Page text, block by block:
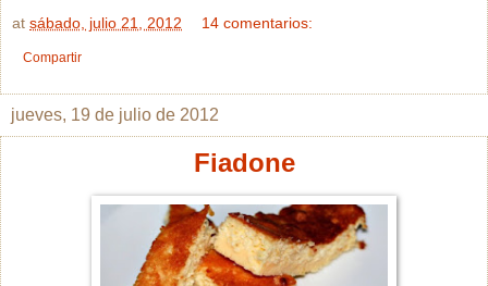
at sábado, julio 21, 2012 14 comentarios:
Compartir
jueves, 19 de julio de 2012
Fiadone